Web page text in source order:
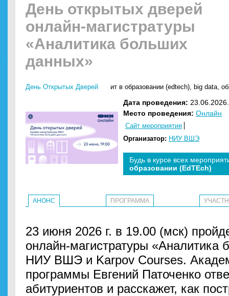
День открытых дверей
онлайн-магистратуры
«Аналитика больших
данных»
День Открытых Дверей ит в образовании (edtech), big data,
Дата проведения:
Место проведения: Онлайн
Сайт мероприятия
Организатор: НИУ ВШЭ
Будь в курсе всех
образовании (EdTEch)
АНОНС ПРОГРАММА
23 июня 2026 г. в 19.00 (мск)
онлайн-магистратуры
НИУ ВШЭ и Karpov Courses.
программы Евгений Паточенко
абитуриентов и расскажет, как